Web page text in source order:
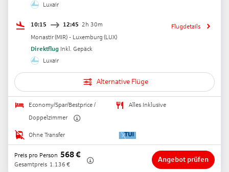
Luxair
10:15 12:45 2h 30m
Monastir(MIR) - Luxemburg (LUX)
Direktflug Inkl. Gepäck
Luxair
Flugdetails
Alternative Flüge
Economy/Spar/Bestprice /
Doppelzimmer
Alles Inklusive
Ohne Transfer
Preis pro Person 568€
Gesamtpreis 1.136 €
Angebot prüfen